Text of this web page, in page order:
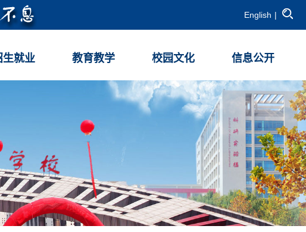
English |
生就业 教育教学 校园文化 信息公开